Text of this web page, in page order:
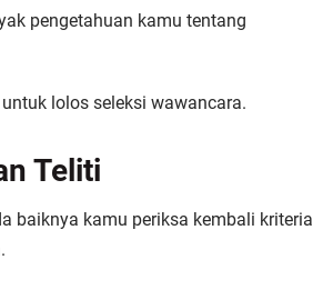
pengetahuan kamu tentang
lolos seleksi wawancara.
Teliti
baiknya kamu periksa kembali kriteria